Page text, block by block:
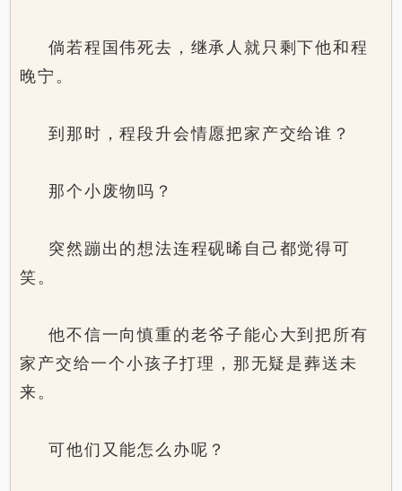
倘若程国伟死去，继承人就只剩下他和程
晚宁。
到那时，程段升会情愿把家产交给谁？
那个小废物吗？
突然蹦出的想法连程砚晞自己都觉得可
笑。
他不信一向慎重的老爷子能心大到把所有
家产交给一个小孩子打理，那无疑是葬送未
来。
可他们又能怎么办呢？